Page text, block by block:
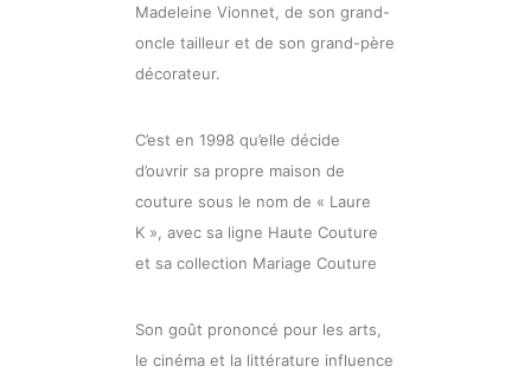
Madeleine Vionnet, de son grand-
oncle tailleur et de son grand-père
décorateur.
C’est en 1998 qu’elle décide
d’ouvrir sa propre maison de
couture sous le nom de « Laure
K », avec sa ligne Haute Couture
et sa collection Mariage Couture
Son goût prononcé pour les arts,
le cinéma et la littérature influence